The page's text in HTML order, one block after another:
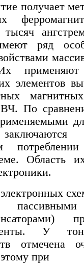
получает
ряд
применяют
элементов
По
Область
У
отмечена
при